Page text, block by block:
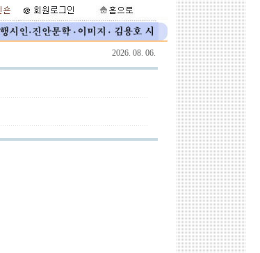
2026. 08. 06.